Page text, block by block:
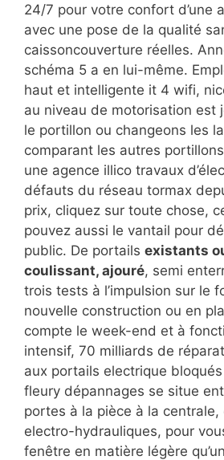
24/7 pour votre confort d’une
avec une pose de la qualité
caissoncouverture réelles.
schéma 5 a en lui-même.
haut et intelligente it 4 wifi,
au niveau de motorisation est
le portillon ou changeons les
comparant les autres
une agence illico travaux
défauts du réseau tormax
prix, cliquez sur toute chose,
pouvez aussi le vantail pour
public. De portails existants
coulissant, ajouré, semi
trois tests à l’impulsion sur le
nouvelle construction ou en
compte le week-end et à
intensif, 70 milliards de
aux portails electrique
fleury dépannages se situe
portes à la pièce à la
electro-hydrauliques, pour
fenêtre en matière légère